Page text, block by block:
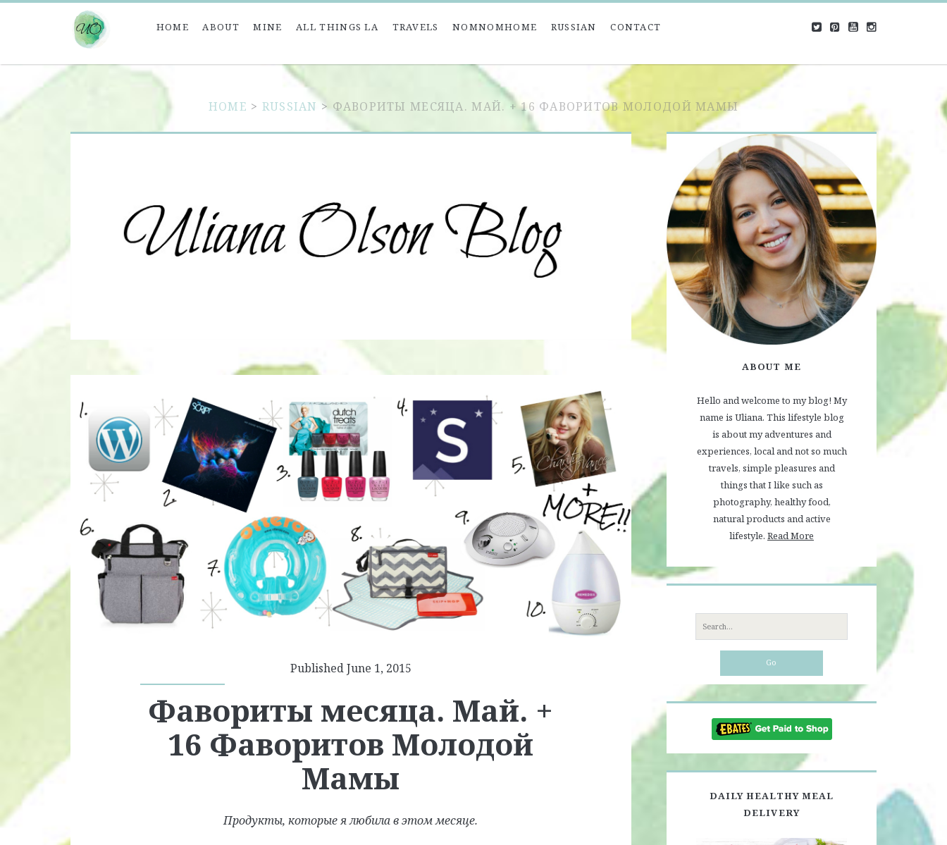
HOME ABOUT MINE ALL THINGS LA TRAVELS NOMNOMHOME RUSSIAN CONTACT
HOME > RUSSIAN > ФАВОРИТЫ МЕСЯЦА. МАЙ. + 16 ФАВОРИТОВ МОЛОДОЙ МАМЫ
Published June 1, 2015
Фавориты месяца. Май. +
16 Фаворитов Молодой
Мамы
Продукты, которые я любила в этом месяце.
ABOUT ME
Hello and welcome to my blog! My
name is Uliana. This lifestyle blog
is about my adventures and
experiences, local and not so much
travels, simple pleasures and
things that I like such as
photography, healthy food,
natural products and active
lifestyle. Read More
Search
for:
DAILY HEALTHY MEAL
DELIVERY